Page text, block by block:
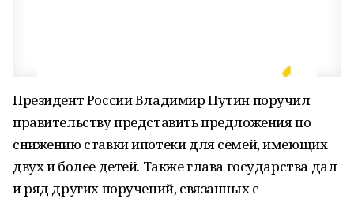
Президент России Владимир Путин поручил
правительству представить предложения по
снижению ставки ипотеки для семей, имеющих
двух и более детей. Также глава государства дал
и ряд других поручений, связанных с